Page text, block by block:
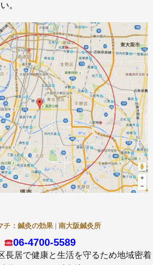
。
チ：鍼灸の効果 | 南大阪鍼灸所
06-4700-5589
長居で健康と生活を守るため地域密着